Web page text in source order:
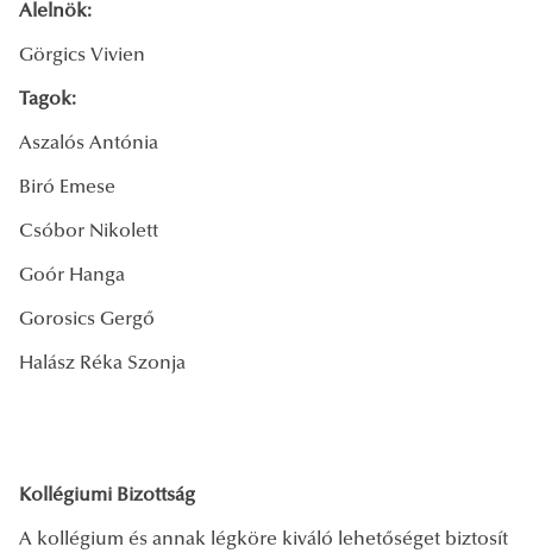
Alelnök:
Görgics Vivien
Tagok:
Aszalós Antónia
Biró Emese
Csóbor Nikolett
Goór Hanga
Gorosics Gergő
Halász Réka Szonja
Kollégiumi Bizottság
A kollégium és annak légköre kiváló lehetőséget biztosít